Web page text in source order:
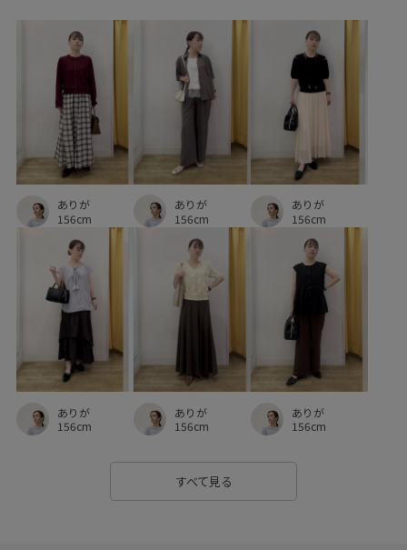
ポリエステル100% リラックススタイル
レイヤード風 ワンピース 伸縮性 光沢感
冷んやり 履きやすい 快適な着心地
抜け感 接触冷感 機能素材
清涼感 細く見える 落ち感 軽くて柔らかい
都会的 靴 麻
ありが
156cm
ありが
156cm
ありが
156cm
ありが
156cm
ありが
156cm
ありが
156cm
すべて見る